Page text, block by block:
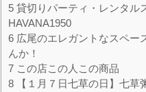
5 貸切りパーティ・レンタル
HAVANA1950
6 広尾のエレガントなスペー
んか！
7 この店この人この商品
8 【１月７日七草の日】七草